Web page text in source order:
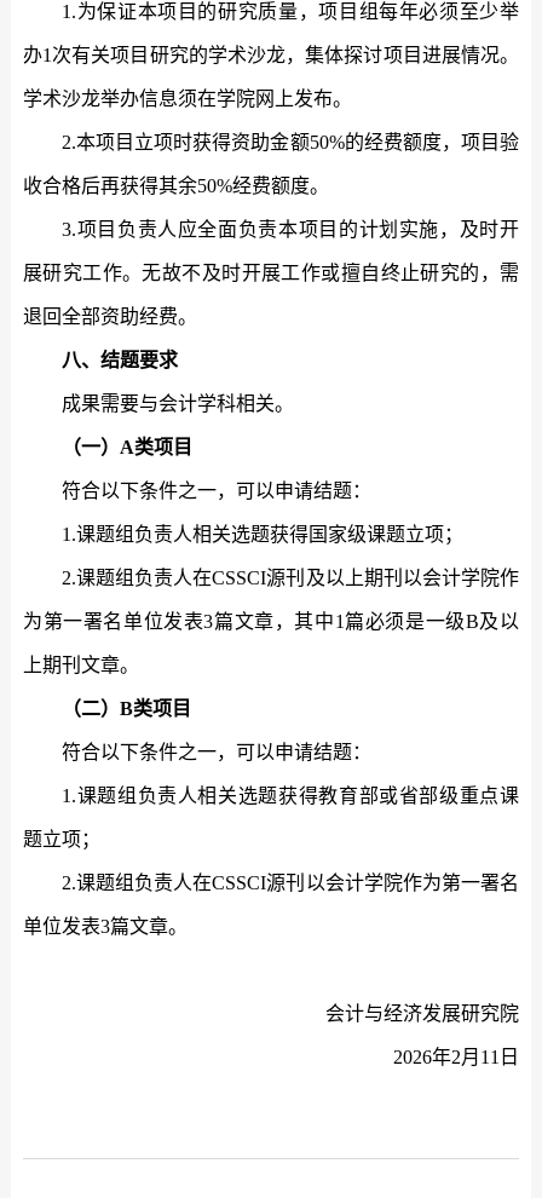
1 .为保证本项目的研究质量，项目组每年必须至少举
办1 次有关项目研究的学术沙龙，集体探讨项目进展情况。
学术沙龙举办信息须在学院网上发布。
2.本项目立项时获得资助金额50%的经费额度，项目验
收合格后再获得其余50%经费额度。
3.项目负责人应全面负责本项目的计划实施，及时开
展研究工作。无故不及时开展工作或擅自终止研究的，需
退回全部资助经费。
八、结题要求
成果需要与会计学科相关。
（一） A类项目
符合以下条件之一，可以申请结题：
1.课题组负责人相关选题获得国家级课题立项；
2.课题组负责人在CSSCI源刊及以上期刊以会计学院作
为第一署名单位发表3篇文章，其中1篇必须是一级B及以
上期刊文章。
（二） B类项目
符合以下条件之一，可以申请结题：
1.课题组负责人相关选题获得教育部或省部级重点课
题立项；
2.课题组负责人在CSSCI源刊以会计学院作为第一署名
单位发表3篇文章。
会计与经济发展研究院
2026年2月 11 日